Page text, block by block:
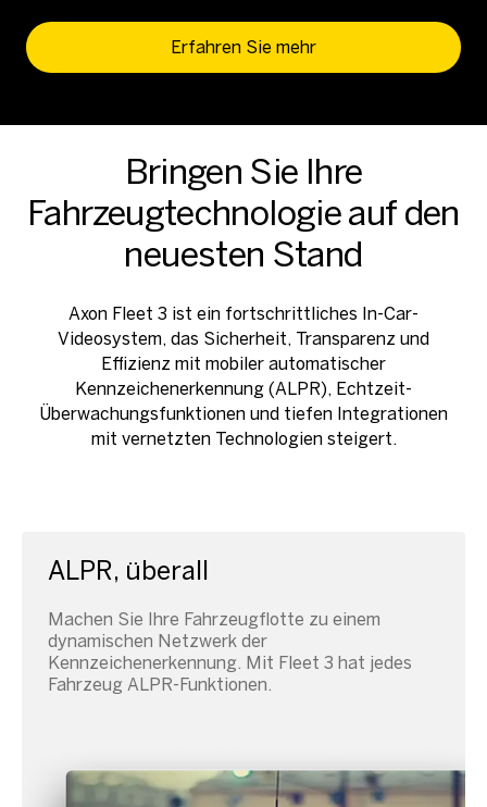
Erfahren Sie mehr
Bringen Sie Ihre
Fahrzeugtechnologie auf den
neuesten Stand
Axon Fleet 3 ist ein fortschrittliches In-Car-
Videosystem, das Sicherheit, Transparenz und
Effizienz mit mobiler automatischer
Kennzeichenerkennung (ALPR), Echtzeit-
Überwachungsfunktionen und tiefen Integrationen
mit vernetzten Technologien steigert.
ALPR, überall
Machen Sie Ihre Fahrzeugflotte zu einem
dynamischen Netzwerk der
Kennzeichenerkennung. Mit Fleet 3 hat jedes
Fahrzeug ALPR-Funktionen.